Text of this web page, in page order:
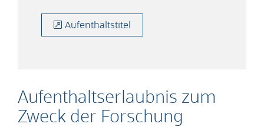
Aufenthaltserlaubnis zum
Zweck der Forschung
Aufenthaltstitel